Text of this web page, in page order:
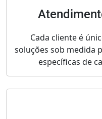
Cada cliente é
soluções sob medida
específicas de